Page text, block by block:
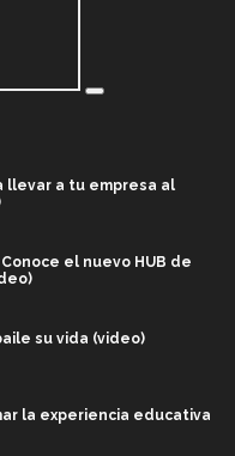
llevar a tu empresa al
el nuevo HUB de
su vida (video)
la experiencia educativa